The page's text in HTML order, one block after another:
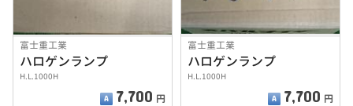
富士重工業
ハロゲンランプ
H.L.1000H
7,700 円
富士重工業
ハロゲンランプ
H.L.1000H
7,700 円